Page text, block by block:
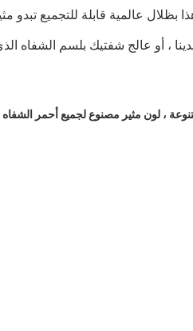
، أو عالج شفتيك بلسم الشفاه
تم إنشاؤه باستخدام أصباغ منتقاة خصيصًا ويعمل بشكل رائع على 50 لونًا من ألوان البشرة